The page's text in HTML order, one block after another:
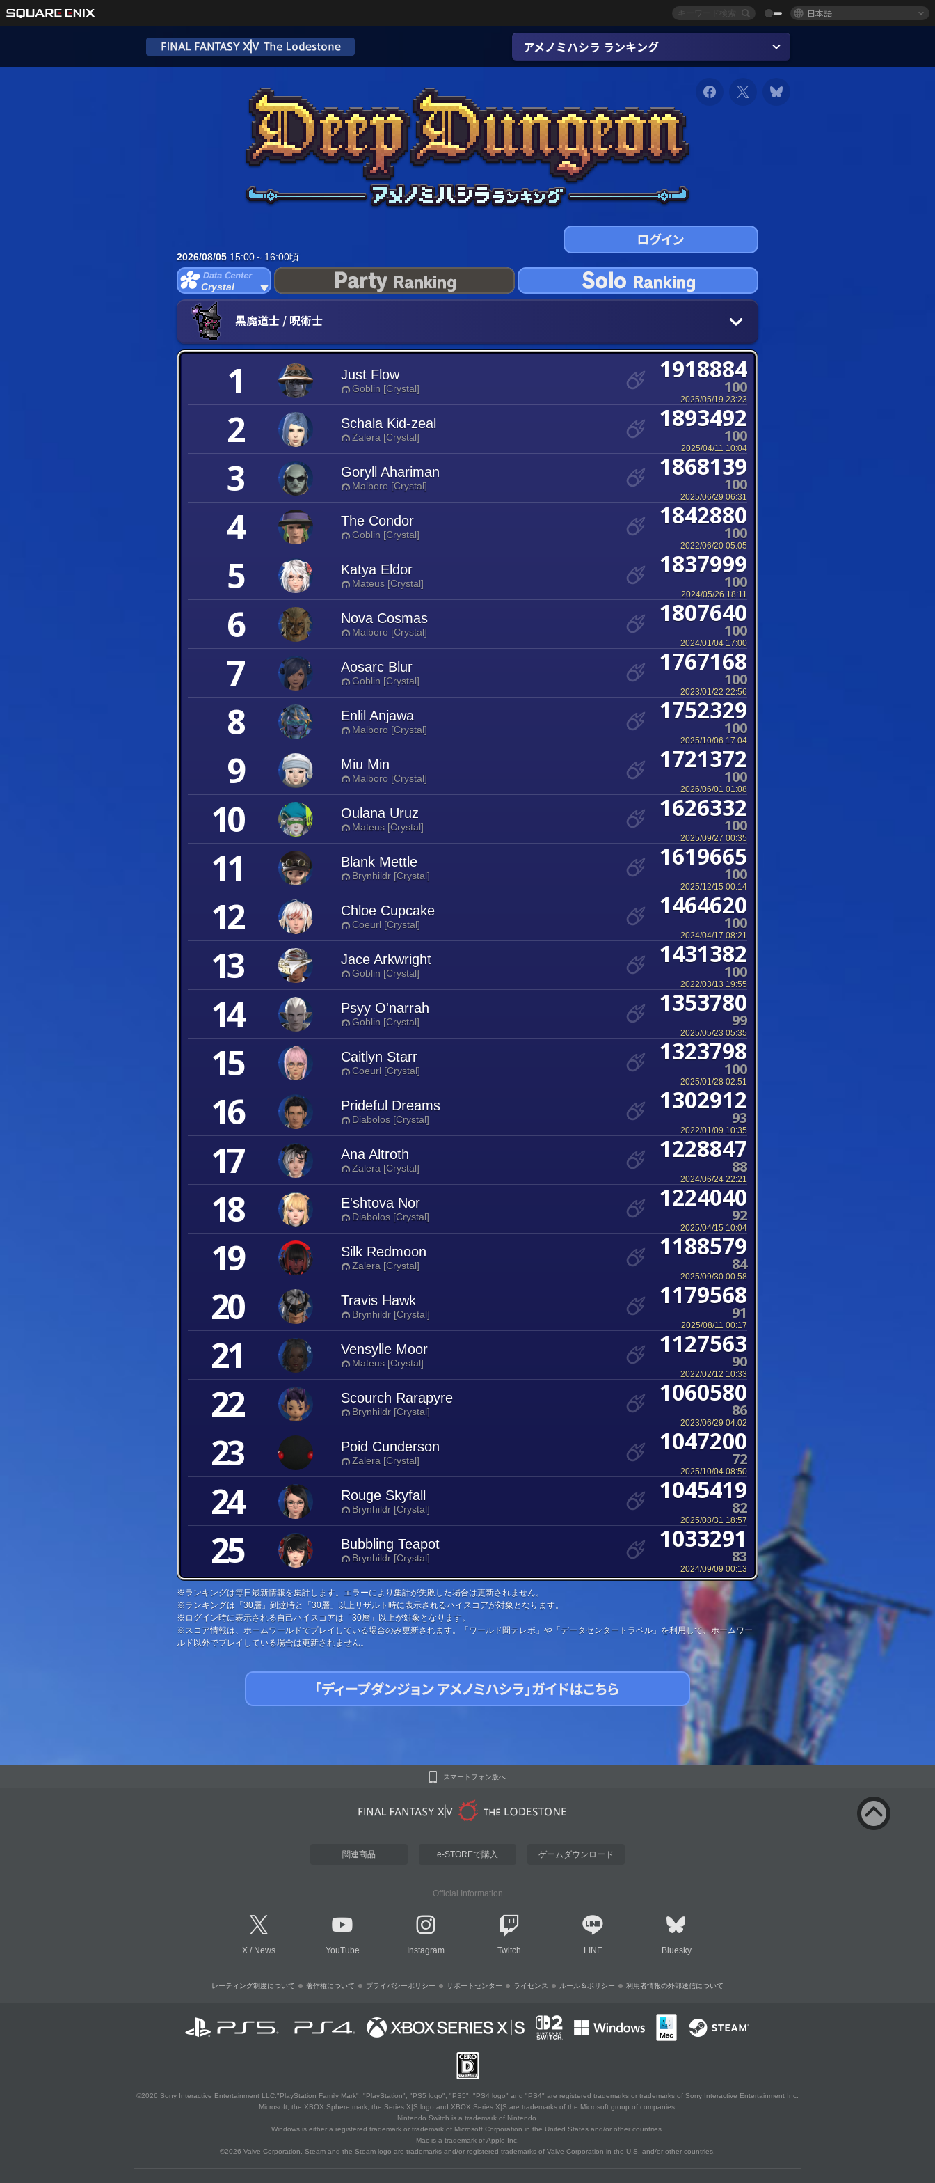
日本語
アメノミハシラ ランキング
2026/08/05 15:00～16:00頃
Crystal
黒魔道士 / 呪術士
1 Just Flow
Goblin [Crystal]
1918884
100
2025/05/19 23:23
2 Schala Kid-zeal
Zalera [Crystal]
1893492
100
2025/04/11 10:04
3 Goryll Ahariman
Malboro [Crystal]
1868139
100
2025/06/29 06:31
4 The Condor
Goblin [Crystal]
1842880
100
2022/06/20 05:05
5 Katya Eldor
Mateus [Crystal]
1837999
100
2024/05/26 18:11
6 Nova Cosmas
Malboro [Crystal]
1807640
100
2024/01/04 17:00
7 Aosarc Blur
Goblin [Crystal]
1767168
100
2023/01/22 22:56
8 Enlil Anjawa
Malboro [Crystal]
1752329
100
2025/10/06 17:04
9 Miu Min
Malboro [Crystal]
1721372
100
2026/06/01 01:08
10 Oulana Uruz
Mateus [Crystal]
1626332
100
2025/09/27 00:35
11 Blank Mettle
Brynhildr [Crystal]
1619665
100
2025/12/15 00:14
12 Chloe Cupcake
Coeurl [Crystal]
1464620
100
2024/04/17 08:21
13 Jace Arkwright
Goblin [Crystal]
1431382
100
2022/03/13 19:55
14 Psyy O'narrah
Goblin [Crystal]
1353780
99
2025/05/23 05:35
15 Caitlyn Starr
Coeurl [Crystal]
1323798
100
2025/01/28 02:51
16 Prideful Dreams
Diabolos [Crystal]
1302912
93
2022/01/09 10:35
17 Ana Altroth
Zalera [Crystal]
1228847
88
2024/06/24 22:21
18 E'shtova Nor
Diabolos [Crystal]
1224040
92
2025/04/15 10:04
19 Silk Redmoon
Zalera [Crystal]
1188579
84
2025/09/30 00:58
20 Travis Hawk
Brynhildr [Crystal]
1179568
91
2025/08/11 00:17
21 Vensylle Moor
Mateus [Crystal]
1127563
90
2022/02/12 10:33
22 Scourch Rarapyre
Brynhildr [Crystal]
1060580
86
2023/06/29 04:02
23 Poid Cunderson
Zalera [Crystal]
1047200
72
2025/10/04 08:50
24 Rouge Skyfall
Brynhildr [Crystal]
1045419
82
2025/08/31 18:57
25 Bubbling Teapot
Brynhildr [Crystal]
1033291
83
2024/09/09 00:13
※ランキングは毎日最新情報を集計します。エラーにより集計が失敗した場合は更新されません。
※ランキングは「30層」到達時と「30層」以上リザルト時に表示されるハイスコアが対象となります。
※ログイン時に表示される自己ハイスコアは「30層」以上が対象となります。
※スコア情報は、ホームワールドでプレイしている場合のみ更新されます。「ワールド間テレポ」や「データセンタートラベル」を利用して、ホームワー
ルド以外でプレイしている場合は更新されません。
スマートフォン版へ
関連商品 e-STOREで購入 ゲームダウンロード
Official Information
X / News YouTube Instagram Twitch LINE Bluesky
レーティング制度について 著作権について プライバシーポリシー サポートセンター ライセンス ルール＆ポリシー 利用者情報の外部送信について
©2026 Sony Interactive Entertainment LLC."PlayStation Family Mark", "PlayStation", "PS5 logo", "PS5", "PS4 logo" and "PS4" are registered trademarks or trademarks of Sony Interactive Entertainment Inc.
Microsoft, the XBOX Sphere mark, the Series X|S logo and XBOX Series X|S are trademarks of the Microsoft group of companies.
Nintendo Switch is a trademark of Nintendo.
Windows is either a registered trademark or trademark of Microsoft Corporation in the United States and/or other countries.
Mac is a trademark of Apple Inc.
©2026 Valve Corporation. Steam and the Steam logo are trademarks and/or registered trademarks of Valve Corporation in the U.S. and/or other countries.